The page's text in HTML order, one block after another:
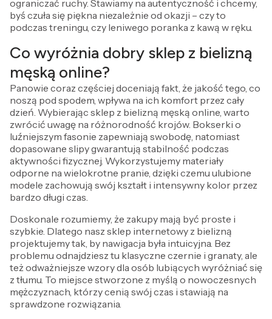
ograniczać ruchy. Stawiamy na autentyczność i chcemy,
byś czuła się piękna niezależnie od okazji – czy to
podczas treningu, czy leniwego poranka z kawą w ręku.
Co wyróżnia dobry sklep z bielizną
męską online?
Panowie coraz częściej doceniają fakt, że jakość tego, co
noszą pod spodem, wpływa na ich komfort przez cały
dzień. Wybierając sklep z bielizną męską online, warto
zwrócić uwagę na różnorodność krojów. Bokserki o
luźniejszym fasonie zapewniają swobodę, natomiast
dopasowane slipy gwarantują stabilność podczas
aktywności fizycznej. Wykorzystujemy materiały
odporne na wielokrotne pranie, dzięki czemu ulubione
modele zachowują swój kształt i intensywny kolor przez
bardzo długi czas.
Doskonale rozumiemy, że zakupy mają być proste i
szybkie. Dlatego nasz sklep internetowy z bielizną
projektujemy tak, by nawigacja była intuicyjna. Bez
problemu odnajdziesz tu klasyczne czernie i granaty, ale
też odważniejsze wzory dla osób lubiących wyróżniać się
z tłumu. To miejsce stworzone z myślą o nowoczesnych
mężczyznach, którzy cenią swój czas i stawiają na
sprawdzone rozwiązania.